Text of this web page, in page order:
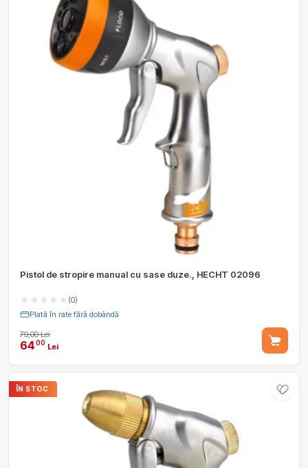
Pistol de stropire manual cu sase duze., HECHT 02096
(0)
Plată în rate fără dobândă
79,00 Lei
6400 Lei
ÎN STOC